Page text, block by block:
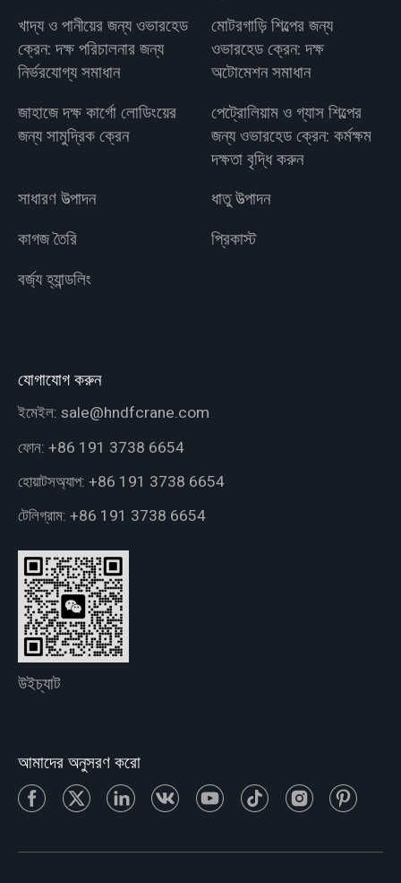
খাদ্য ও পানীয়ের জন্য ওভারহেড
ক্রেন: দক্ষ পরিচালনার জন্য
নির্ভরযোগ্য সমাধান
মোটরগাড়ি শিল্পের জন্য
ওভারহেড ক্রেন: দক্ষ
অটোমেশন সমাধান
জাহাজে দক্ষ কার্গো লোডিংয়ের
জন্য সামুদ্রিক ক্রেন
পেট্রোলিয়াম ও গ্যাস শিল্পের
জন্য ওভারহেড ক্রেন: কর্মক্ষম
দক্ষতা বৃদ্ধি করুন
সাধারণ উত্পাদন
ধাতু উত্পাদন
কাগজ তৈরি
প্রিকাস্ট
বর্জ্য হ্যান্ডলিং
যোগাযোগ করুন
ইমেইল: sale@hndfcrane.com
ফোন: +86 191 3738 6654
হোয়াটসঅ্যাপ: +86 191 3738 6654
টেলিগ্রাম: +86 191 3738 6654
উইচ্যাট
আমাদের অনুসরণ করো